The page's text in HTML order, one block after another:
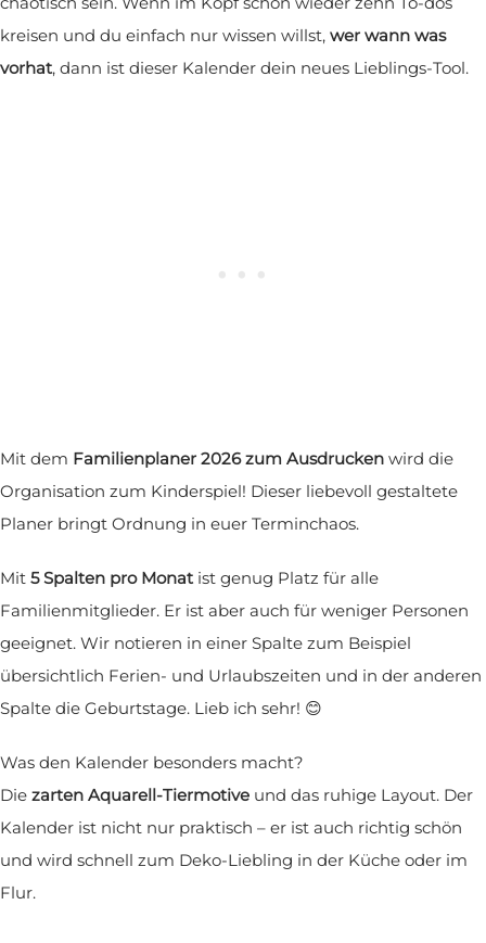
kreisen und du einfach nur wissen willst, wer wann was
vorhat, dann ist dieser Kalender dein neues Lieblings-Tool.
Mit dem Familienplaner 2026 zum Ausdrucken wird die
Organisation zum Kinderspiel! Dieser liebevoll gestaltete
Planer bringt Ordnung in euer Terminchaos.
Mit 5 Spalten pro Monatist genug Platz für alle
Familienmitglieder. Er ist aber auch für weniger Personen
geeignet. Wir notieren in einer Spalte zum Beispiel
übersichtlich Ferien- und Urlaubszeiten und in der anderen
Spalte die Geburtstage. Lieb ich sehr! 😊
Was den Kalender besonders macht?
Die zarten Aquarell-Tiermotive und das ruhige Layout. Der
Kalender ist nicht nur praktisch – er ist auch richtig schön
und wird schnell zum Deko-Liebling in der Küche oder im
Flur.